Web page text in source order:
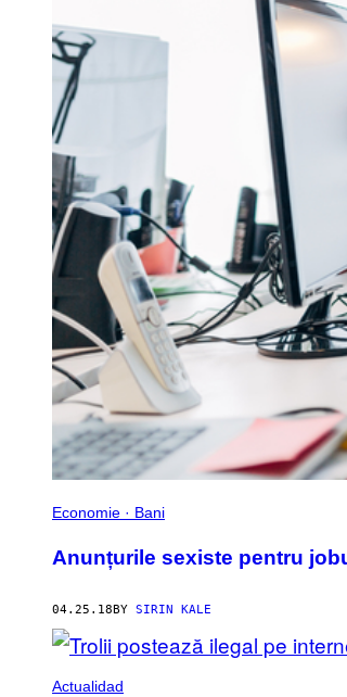
Economie · Bani
Anunțurile sexiste pentru
04.25.18BY SIRIN KALE
Actualidad